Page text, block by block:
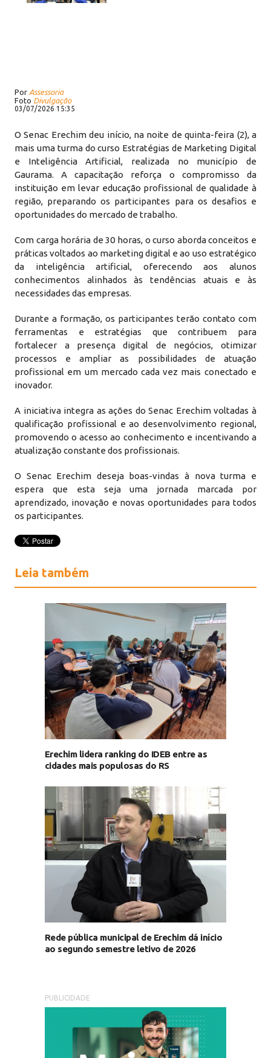
Por Assessoria
Foto Divulgação
03/07/2026 15:35
O Senac Erechim deu início, na noite de quinta-feira (2), a
mais uma turma do curso Estratégias de Marketing Digital
e Inteligência Artificial, realizada no município de
Gaurama. A capacitação reforça o compromisso da
instituição em levar educação profissional de qualidade à
região, preparando os participantes para os desafios e
oportunidades do mercado de trabalho.
Com carga horária de 30 horas, o curso aborda conceitos e
práticas voltados ao marketing digital e ao uso estratégico
da inteligência artificial, oferecendo aos alunos
conhecimentos alinhados às tendências atuais e às
necessidades das empresas.
Durante a formação, os participantes terão contato com
ferramentas e estratégias que contribuem para
fortalecer a presença digital de negócios, otimizar
processos e ampliar as possibilidades de atuação
profissional em um mercado cada vez mais conectado e
inovador.
A iniciativa integra as ações do Senac Erechim voltadas à
qualificação profissional e ao desenvolvimento regional,
promovendo o acesso ao conhecimento e incentivando a
atualização constante dos profissionais.
O Senac Erechim deseja boas-vindas à nova turma e
espera que esta seja uma jornada marcada por
aprendizado, inovação e novas oportunidades para todos
os participantes.
Leia também
Erechim lidera ranking do IDEB entre as
cidades mais populosas do RS
Rede pública municipal de Erechim dá início
ao segundo semestre letivo de 2026
PUBLICIDADE